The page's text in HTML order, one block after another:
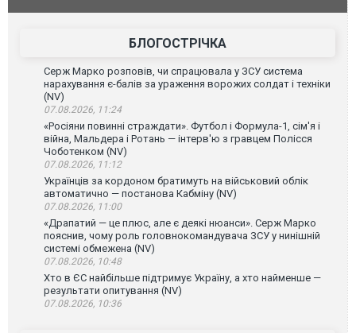
постраждали. ВІДЕО
БЛОГОСТРІЧКА
Серж Марко розповів, чи спрацювала у ЗСУ система
нарахування є-балів за ураження ворожих солдат і техніки
(NV)
07.08.2026, 11:24
«Росіяни повинні страждати». Футбол і Формула-1, сім'я і
війна, Мальдера і Ротань — інтерв'ю з гравцем Полісся
Чоботенком (NV)
07.08.2026, 11:12
Українців за кордоном братимуть на військовий облік
автоматично — постанова Кабміну (NV)
07.08.2026, 11:00
«Драпатий — це плюс, але є деякі нюанси». Серж Марко
пояснив, чому роль головнокомандувача ЗСУ у нинішній
системі обмежена (NV)
07.08.2026, 10:48
Хто в ЄС найбільше підтримує Україну, а хто найменше —
результати опитування (NV)
07.08.2026, 10:36